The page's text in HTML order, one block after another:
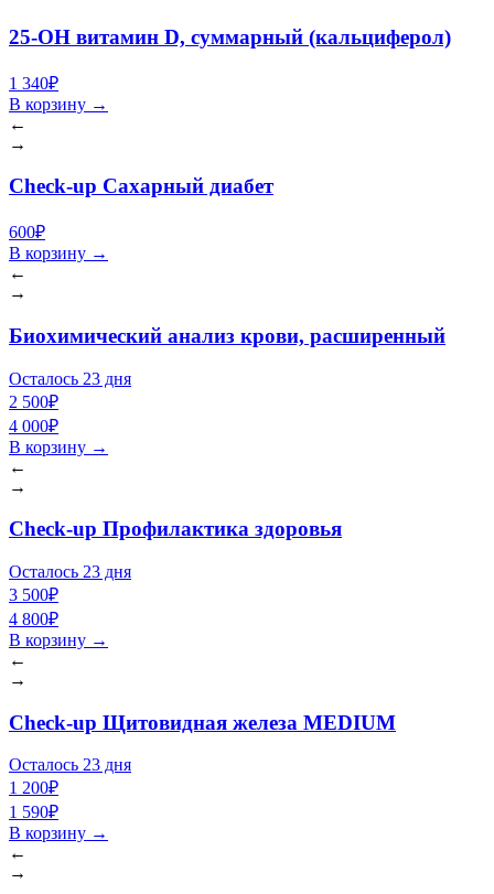
25-OH витамин D, суммарный (кальциферол)
1 340₽
В корзину →
←
→
Check-up Сахарный диабет
600₽
В корзину →
←
→
Биохимический анализ крови, расширенный
Осталось 23 дня
2 500₽
4 000₽
В корзину →
←
→
Check-up Профилактика здоровья
Осталось 23 дня
3 500₽
4 800₽
В корзину →
←
→
Check-up Щитовидная железа MEDIUM
Осталось 23 дня
1 200₽
1 590₽
В корзину →
←
→